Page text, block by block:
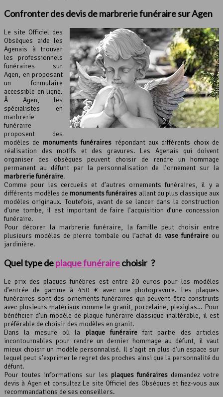
Confronter des devis de marbrerie funéraire sur Agen
Le site Officiel des
Obsèques aide les
Agenais à trouver
les professionnels
funéraires sur
Agen, en proposant
un formulaire
accessible en ligne.
À Agen, les
spécialistes en
marbrerie
funéraire
proposent des
modèles de monuments funéraires répondant aux différents choix de
réalisation des motifs et des gravures. Les Agenais qui doivent
organiser des obsèques peuvent choisir de rendre un hommage
permanent au défunt par la personnalisation de l’ornement sur la
marbrerie funéraire.
Comme pour les cercueils et d’autres ornements funéraires, il y a
différents modèles de monuments funéraires allant du plus classique aux
modèles originaux. Toutefois, avant de se lancer dans la construction
d’une tombe, il est important de faire l’acquisition d’une concession
funéraire.
Pour décorer la marbrerie funéraire, la famille peut choisir entre
plusieurs modèles de pierre tombale ou l’achat de vase funéraire ou
jardinière.
Quel type deplaque funérairechoisir ?
Le prix des plaques funèbres est entre 20 euros pour les modèles
d’entrée de gamme à 450 € avec une photogravure. Les plaques
funéraires sont des ornements funéraires qui peuvent être construits
avec plusieurs matériaux comme le granit, porcelaine, plexiglas… Pour
bénéficier d’un modèle de plaque funéraire classique inaltérable, il est
préférable de choisir des modèles en granit.
Dans la mesure où la plaque funérairefait partie des articles
incontournables pour rendre un dernier hommage au défunt, il vaut
mieux choisir un modèle personnalisé. Il s’agit en plus d’un espace sur
lequel peut s’exprimer le regret des proches ainsi que la personnalité du
défunt.
Pour toutes informations sur les plaques funérairesdemandez votre
devis à Agen et consultez Le site Officiel des Obsèques et fiez-vous aux
recommandations de ses conseillers.